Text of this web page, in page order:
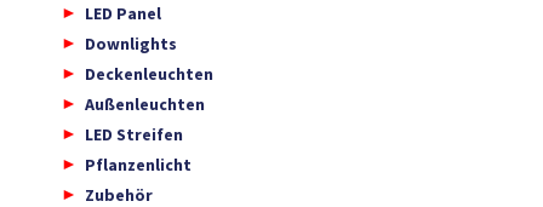
LED Panel
Downlights
Deckenleuchten
Außenleuchten
LED Streifen
Pflanzenlicht
Zubehör